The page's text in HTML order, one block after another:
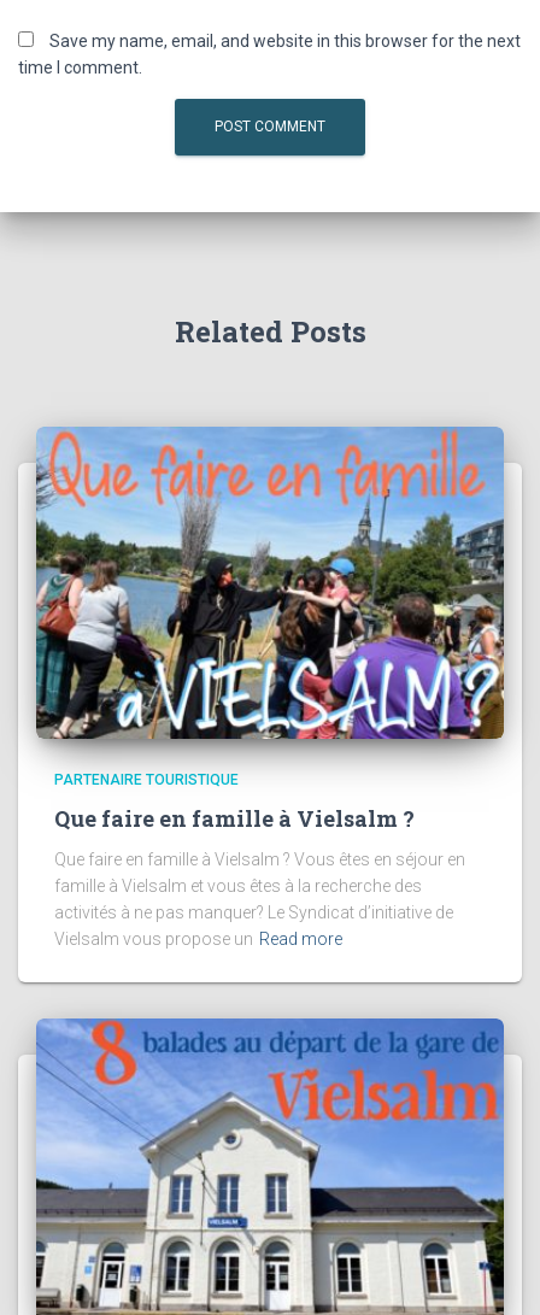
Save my name, email, and website in this browser for the next
time I comment.
Related Posts
PARTENAIRE TOURISTIQUE
Que faire en famille à Vielsalm ?
Que faire en famille à Vielsalm ? Vous êtes en séjour en
famille à Vielsalm et vous êtes à la recherche des
activités à ne pas manquer? Le Syndicat d’initiative de
Vielsalm vous propose un Read more